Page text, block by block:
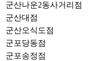
군산나운2동사거리점
군산대점
군산오식도점
군포당동점
군포송정점